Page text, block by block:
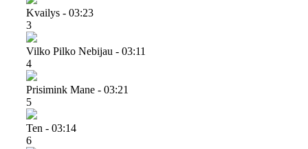
Kvailys - 03:23
3
Vilko Pilko Nebijau - 03:11
4
Prisimink Mane - 03:21
5
Ten - 03:14
6